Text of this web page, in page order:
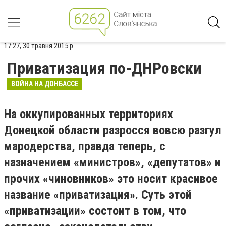
17:27, 30 травня 2015 р.
Приватизация по-ДНРовски
ВОЙНА НА ДОНБАССЕ
На оккупированных территориях
Донецкой области разросся вовсю разгул
мародерства, правда теперь, с
назначением «министров», «депутатов» и
прочих «чиновников» это носит красивое
название «приватизация». Суть этой
«приватизации» состоит в том, что